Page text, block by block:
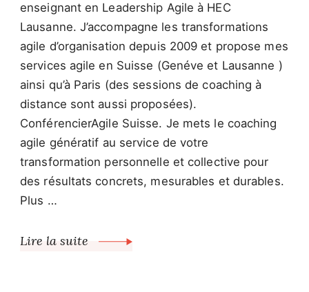
enseignant en Leadership Agile à HEC
Lausanne. J’accompagne les transformations
agile d’organisation depuis 2009 et propose mes
services agile en Suisse (Genéve et Lausanne )
ainsi qu’à Paris (des sessions de coaching à
distance sont aussi proposées).
ConférencierAgile Suisse. Je mets le coaching
agile génératif au service de votre
transformation personnelle et collective pour
des résultats concrets, mesurables et durables.
Plus …
Lire la suite